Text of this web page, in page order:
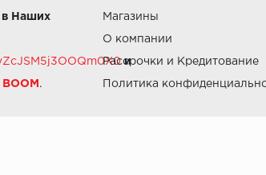
в Наших
и
.
Магазины
О компании
Рассрочки и Кредитование
Политика